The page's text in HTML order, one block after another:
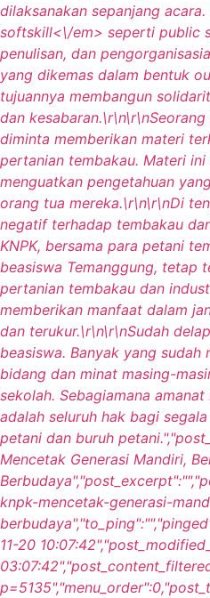
dilaksanakan sepanjang
softskill<\/em> seperti public
penulisan, dan
yang dikemas dalam bentuk
tujuannya membangun
dan
diminta memberikan materi
pertanian tembakau. Materi
menguatkan pengetahuan
orang tua mereka.\r\n\r\nDi
negatif terhadap tembakau
KNPK, bersama para petani
beasiswa Temanggung, tetap
pertanian tembakau dan
memberikan manfaat dalam
dan terukur.\r\n\r\nSudah
beasiswa. Banyak yang sudah
bidang dan minat masing-
sekolah. Sebagiamana
adalah seluruh hak bagi
petani dan buruh
Mencetak Generasi Mandiri,
knpk-mencetak-generasi-
11-20